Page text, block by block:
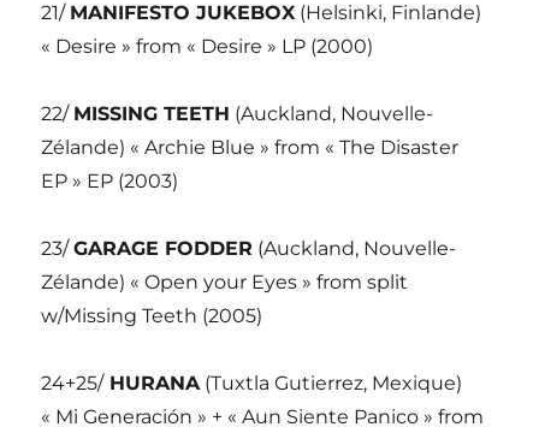
21/ MANIFESTO JUKEBOX (Helsinki, Finlande)
« Desire » from « Desire » LP (2000)
22/ MISSING TEETH (Auckland, Nouvelle-
Zélande) « Archie Blue » from « The Disaster
EP » EP (2003)
23/GARAGE FODDER (Auckland, Nouvelle-
Zélande) « Open your Eyes » from split
w/Missing Teeth (2005)
24+25/HURANA(Tuxtla Gutierrez, Mexique)
« Mi Generación » + « Aun Siente Panico » from